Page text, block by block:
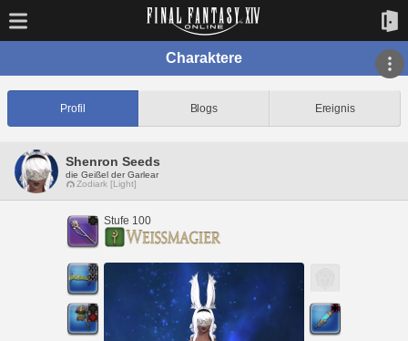
Charaktere
Profil Blogs Ereignis
Shenron Seeds
die Geißel der Garlear
Zodiark [Light]
Stufe 100